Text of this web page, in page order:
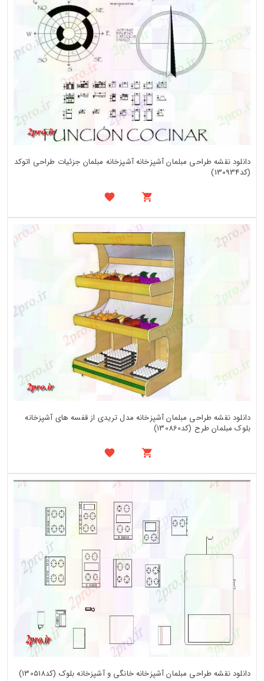
دانلود نقشه طراحی مبلمان آشپزخانه آشپزخانه مبلمان جزئیات طراحی اتوکد
(کد130934)
دانلود نقشه طراحی مبلمان آشپزخانه مدل تریدی از قفسه های آشپزخانه
بلوک مبلمان طرح (کد130860)
دانلود نقشه طراحی مبلمان آشپزخانه خانگی و آشپزخانه بلوک (کد130518)